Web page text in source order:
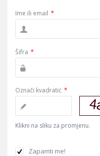
Ime ili email *
Šifra *
Označi kvadratić *
Klikni na sliku za promjenu.
Zapamti me!